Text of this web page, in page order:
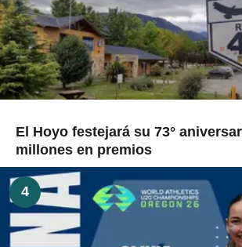
El Hoyo festejará su 73°
millones en premios
4